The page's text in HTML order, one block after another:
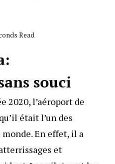
Read
souci
2020, l’aéroport de
était l’un des
En effet, il a
et